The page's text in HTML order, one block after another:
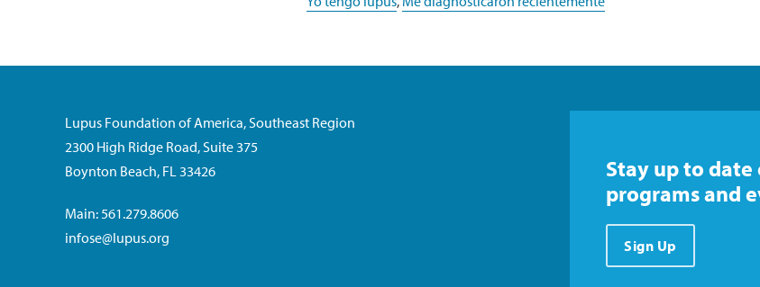
Lupus Foundation of America, Southeast Region
2300 High Ridge Road, Suite 375
Boynton Beach, FL 33426
Main: 561.279.8606
infose@lupus.org
Stay up to
programs and
Sign Up